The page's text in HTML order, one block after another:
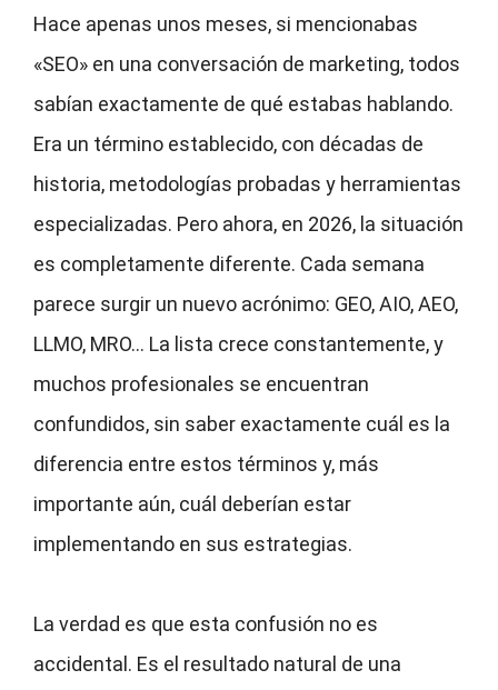
Hace apenas unos meses, si mencionabas
«SEO» en una conversación de marketing, todos
sabían exactamente de qué estabas hablando.
Era un término establecido, con décadas de
historia, metodologías probadas y herramientas
especializadas. Pero ahora, en 2026, la situación
es completamente diferente. Cada semana
parece surgir un nuevo acrónimo: GEO, AIO, AEO,
LLMO, MRO… La lista crece constantemente, y
muchos profesionales se encuentran
confundidos, sin saber exactamente cuál es la
diferencia entre estos términos y, más
importante aún, cuál deberían estar
implementando en sus estrategias.
La verdad es que esta confusión no es
accidental. Es el resultado natural de una